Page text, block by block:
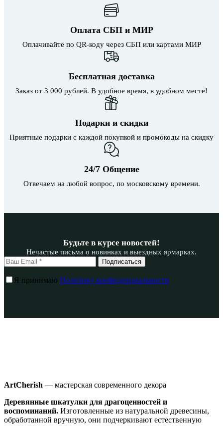
товара.
Оплата СБП и МИР
Оплачивайте по QR-коду через СБП или картами МИР
Бесплатная доставка
Заказ от 3 000 рублей. В удобное время, в удобном месте!
Подарки и скидки
Приятные подарки с каждой покупкой и промокоды на скидку
24/7 Общение
Отвечаем на любой вопрос, по московскому времени.
Будьте в курсе новостей!
Нечастые письма о новинках и выездных ярмарках.
Подписаться
Я принимаю Политику конфиденциальности
ArtCherish — мастерская современного декора
Деревянные шкатулки для драгоценностей и
воспоминаний. Изготовленные из натуральной древесины,
обработанной вручную, они подчеркивают естественную